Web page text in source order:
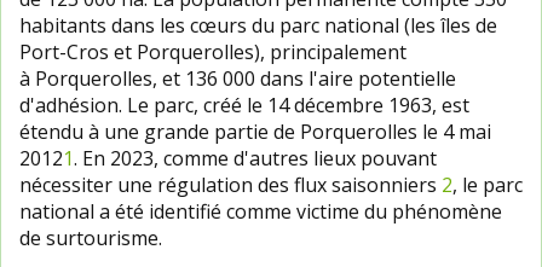
habitants dans les cœurs du parc national (les îles de
Port-Cros et Porquerolles), principalement
à Porquerolles, et 136 000 dans l'aire potentielle
d'adhésion. Le parc, créé le 14 décembre 1963, est
étendu à une grande partie de Porquerolles le 4 mai
20121. En 2023, comme d'autres lieux pouvant
nécessiter une régulation des flux saisonniers 2, le parc
national a été identifié comme victime du phénomène
de surtourisme.